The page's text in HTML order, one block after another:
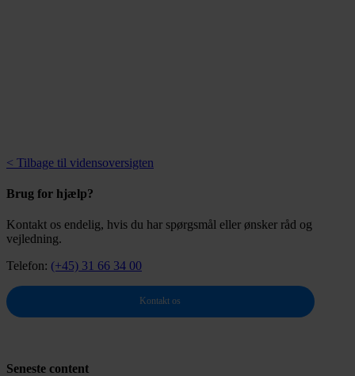
< Tilbage til vidensoversigten
Brug for hjælp?
Kontakt os endelig, hvis du har spørgsmål eller ønsker råd og
vejledning.
Telefon: (+45) 31 66 34 00
Kontakt os
Seneste content